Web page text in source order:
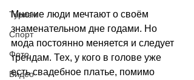
Туризм
Спорт
Фото
Видео
Многие люди мечтают о своём
знаменательном дне годами. Но
мода постоянно меняется и следует
трендам. Тех, у кого в голове уже
есть свадебное платье, помимо